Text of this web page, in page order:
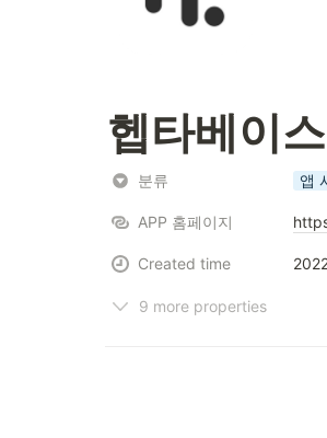
헵타베이스
분류 앱
APP 홈페이지
Created time
9 more properties